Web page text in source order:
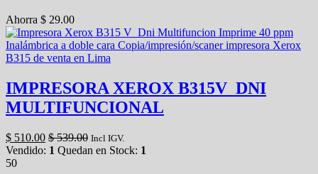
Ahorra $ 29.00
IMPRESORA XEROX B315V_DNI
MULTIFUNCIONAL
$ 510.00 $539.00 Incl IGV.
Vendido: 1 Quedan en Stock: 1
50